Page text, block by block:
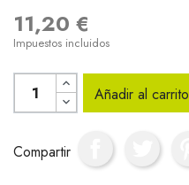
11,20 €
Impuestos incluidos
Añadir al carrito
Compartir